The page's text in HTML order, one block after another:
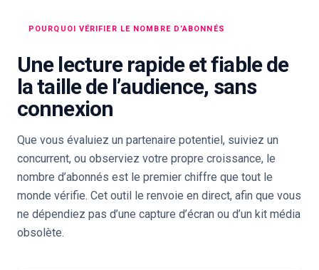
POURQUOI VÉRIFIER LE NOMBRE D’ABONNÉS
Une lecture rapide et fiable de
la taille de l’audience, sans
connexion
Que vous évaluiez un partenaire potentiel, suiviez un
concurrent, ou observiez votre propre croissance, le
nombre d’abonnés est le premier chiffre que tout le
monde vérifie. Cet outil le renvoie en direct, afin que vous
ne dépendiez pas d’une capture d’écran ou d’un kit média
obsolète.